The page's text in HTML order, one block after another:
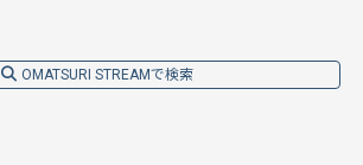
OMATSURI STREAMで検索